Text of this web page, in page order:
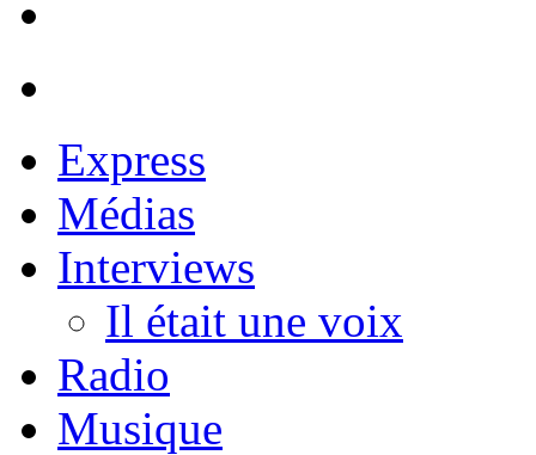
Express
Médias
Interviews
Il était une voix
Radio
Musique